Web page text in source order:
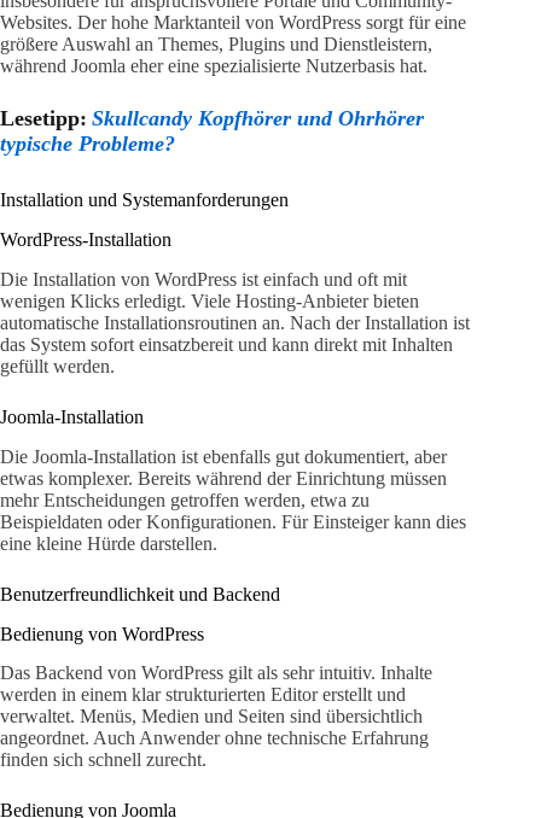
Websites. Der hohe Marktanteil von WordPress sorgt für eine
größere Auswahl an Themes, Plugins und Dienstleistern,
während Joomla eher eine spezialisierte Nutzerbasis hat.
Lesetipp: Skullcandy Kopfhörer und Ohrhörer
typische Probleme?
Installation und Systemanforderungen
WordPress-Installation
Die Installation von WordPress ist einfach und oft mit
wenigen Klicks erledigt. Viele Hosting-Anbieter bieten
automatische Installationsroutinen an. Nach der Installation ist
das System sofort einsatzbereit und kann direkt mit Inhalten
gefüllt werden.
Joomla-Installation
Die Joomla-Installation ist ebenfalls gut dokumentiert, aber
etwas komplexer. Bereits während der Einrichtung müssen
mehr Entscheidungen getroffen werden, etwa zu
Beispieldaten oder Konfigurationen. Für Einsteiger kann dies
eine kleine Hürde darstellen.
Benutzerfreundlichkeit und Backend
Bedienung von WordPress
Das Backend von WordPress gilt als sehr intuitiv. Inhalte
werden in einem klar strukturierten Editor erstellt und
verwaltet. Menüs, Medien und Seiten sind übersichtlich
angeordnet. Auch Anwender ohne technische Erfahrung
finden sich schnell zurecht.
Bedienung von Joomla